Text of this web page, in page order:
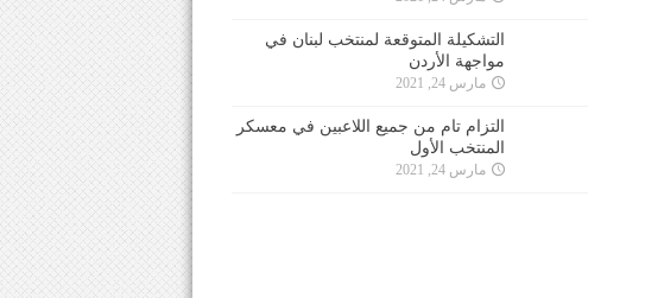
التشكيلة المتوقعة لمنتخب لبنان في
مواجهة الأردن
مارس 24, 2021
التزام تام من جميع اللاعبين في معسكر
المنتخب الأول
مارس 24, 2021